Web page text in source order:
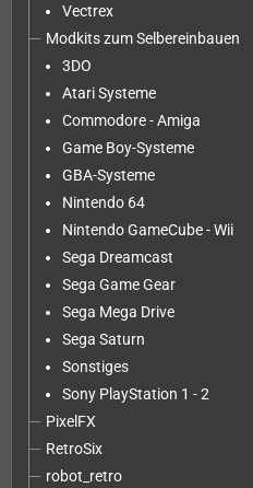
Vectrex
Modkits zum Selbereinbauen
3DO
Atari Systeme
Commodore - Amiga
Game Boy-Systeme
GBA-Systeme
Nintendo 64
Nintendo GameCube - Wii
Sega Dreamcast
Sega Game Gear
Sega Mega Drive
Sega Saturn
Sonstiges
Sony PlayStation 1 - 2
PixelFX
RetroSix
robot_retro